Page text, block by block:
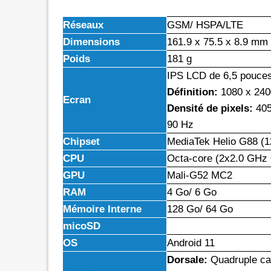
Réseaux
GSM/ HSPA/LTE
Dimensions
161.9 x 75.5 x 8.9 mm
Poids
181 g
Ecran
IPS LCD de 6,5
Définition: 1080 x
Densité de pixels:
90 Hz
Chipset
MediaTek Helio G88
CPU
Octa-core (2x2.0 GHz
GPU
Mali-G52 MC2
RAM
4 Go/ 6 Go
Mémoire Interne
128 Go/ 64 Go
micoSD
OS
Android 11
Dorsale: Quadruple